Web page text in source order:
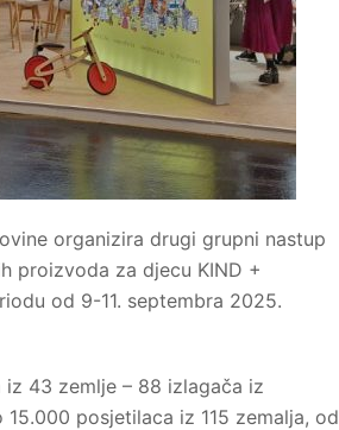
organizira drugi grupni nastup
proizvoda za djecu KIND +
od 9-11. septembra 2025.
43 zemlje – 88 izlagača iz
posjetilaca iz 115 zemalja, od